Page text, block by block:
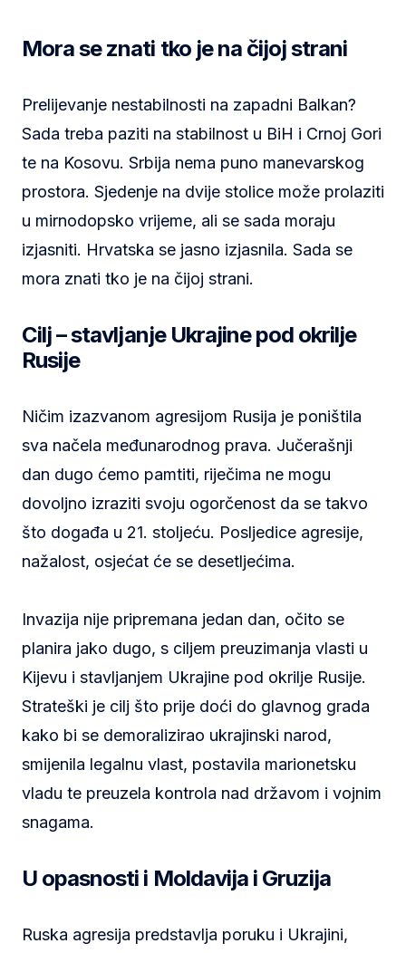
Mora se znati tko je na čijoj strani
Prelijevanje nestabilnosti na zapadni Balkan?
Sada treba paziti na stabilnost u BiH i Crnoj Gori
te na Kosovu. Srbija nema puno manevarskog
prostora. Sjedenje na dvije stolice može prolaziti
u mirnodopsko vrijeme, ali se sada moraju
izjasniti. Hrvatska se jasno izjasnila. Sada se
mora znati tko je na čijoj strani.
Cilj – stavljanje Ukrajine pod okrilje
Rusije
Ničim izazvanom agresijom Rusija je poništila
sva načela međunarodnog prava. Jučerašnji
dan dugo ćemo pamtiti, riječima ne mogu
dovoljno izraziti svoju ogorčenost da se takvo
što događa u 21. stoljeću. Posljedice agresije,
nažalost, osjećat će se desetljećima.
Invazija nije pripremana jedan dan, očito se
planira jako dugo, s ciljem preuzimanja vlasti u
Kijevu i stavljanjem Ukrajine pod okrilje Rusije.
Strateški je cilj što prije doći do glavnog grada
kako bi se demoralizirao ukrajinski narod,
smijenila legalnu vlast, postavila marionetsku
vladu te preuzela kontrola nad državom i vojnim
snagama.
U opasnosti i Moldavija i Gruzija
Ruska agresija predstavlja poruku i Ukrajini,